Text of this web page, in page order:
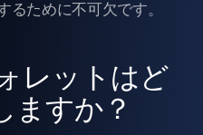
ために不可欠です。
レットはど
ますか？